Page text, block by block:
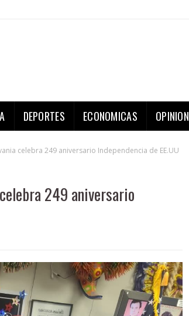
DEPORTES ECONOMICAS OPINION
celebra 249 aniversario Independencia de EE.UU
249 aniversario